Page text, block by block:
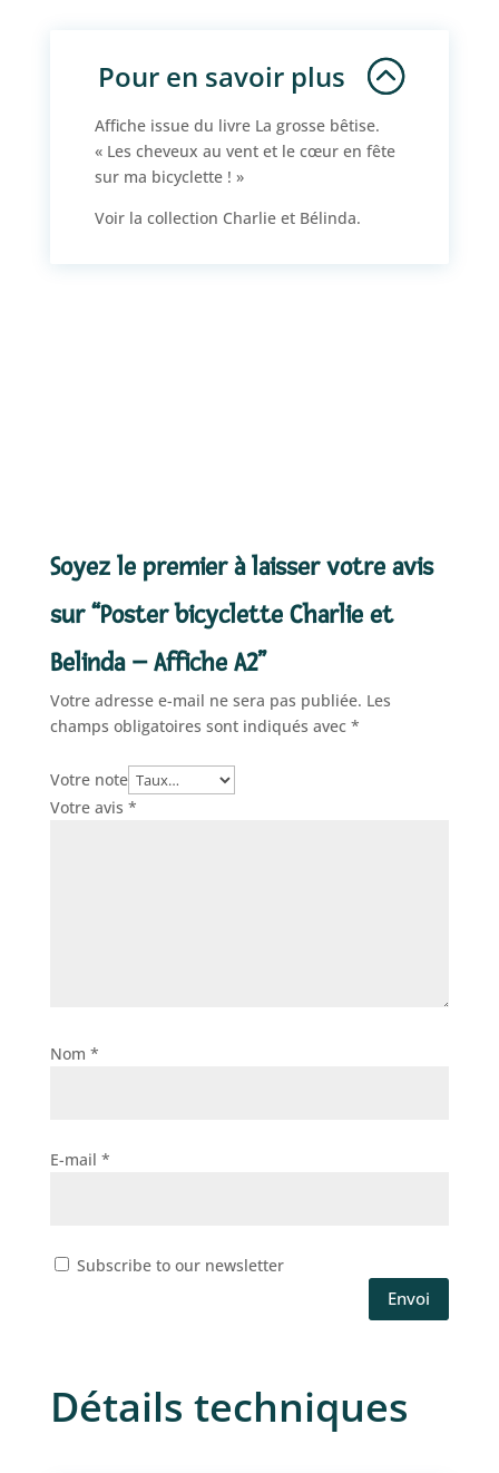
Pour en savoir plus
Affiche issue du livre La grosse bêtise.
« Les cheveux au vent et le cœur en fête
sur ma bicyclette ! »
Voir la collection Charlie et Bélinda.
Soyez le premier à laisser votre avis
sur “Poster bicyclette Charlie et
Belinda – Affiche A2”
Votre adresse e-mail ne sera pas publiée. Les
champs obligatoires sont indiqués avec *
Votre note
Votre avis *
Nom *
E-mail *
Subscribe to our newsletter
Envoi
Détails techniques